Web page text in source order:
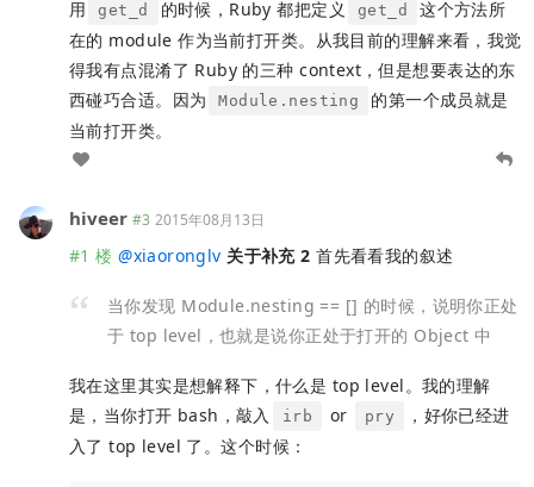
用
get_d 的时候，Ruby 都把定义 get_d
这个方法所
在的 module 作为当前打开类。从我目前的理解来看，我觉
得我有点混淆了 Ruby 的三种 context，但是想要表达的东
西碰巧合适。因为
Module.nesting
的第一个成员就是
当前打开类。
hiveer #3 2015年08月13日
#1 楼 @xiaoronglv 关于补充 2 首先看看我的叙述
当你发现 Module.nesting == [] 的时候，说明你正处
于 top level，也就是说你正处于打开的 Object 中
我在这里其实是想解释下，什么是 top level。我的理解
是，当你打开 bash，敲入
irb or pry
，好你已经进
入了 top level 了。这个时候：